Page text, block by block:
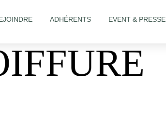
ADHÉRENTS EVENT & PRESSE